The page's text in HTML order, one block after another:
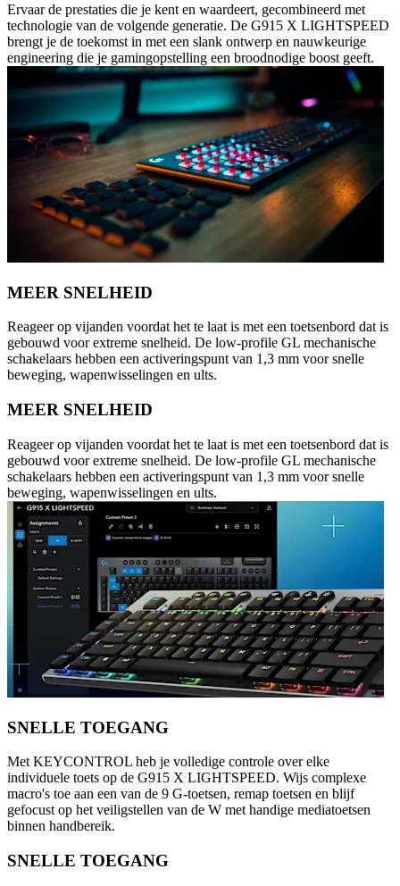
Ervaar de prestaties die je kent en waardeert, gecombineerd met
technologie van de volgende generatie. De G915 X LIGHTSPEED
brengt je de toekomst in met een slank ontwerp en nauwkeurige
engineering die je gamingopstelling een broodnodige boost geeft.
MEER SNELHEID
Reageer op vijanden voordat het te laat is met een toetsenbord dat is
gebouwd voor extreme snelheid. De low-profile GL mechanische
schakelaars hebben een activeringspunt van 1,3 mm voor snelle
beweging, wapenwisselingen en ults.
MEER SNELHEID
Reageer op vijanden voordat het te laat is met een toetsenbord dat is
gebouwd voor extreme snelheid. De low-profile GL mechanische
schakelaars hebben een activeringspunt van 1,3 mm voor snelle
beweging, wapenwisselingen en ults.
SNELLE TOEGANG
Met KEYCONTROL heb je volledige controle over elke
individuele toets op de G915 X LIGHTSPEED. Wijs complexe
macro's toe aan een van de 9 G-toetsen, remap toetsen en blijf
gefocust op het veiligstellen van de W met handige mediatoetsen
binnen handbereik.
SNELLE TOEGANG